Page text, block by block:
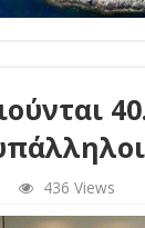
436 Views